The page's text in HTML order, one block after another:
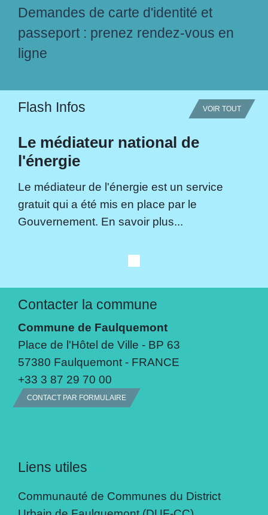
Demandes de carte d'identité et
passeport : prenez rendez-vous en
ligne
Flash Infos VOIR TOUT
Le médiateur national de
l'énergie
Le médiateur de l'énergie est un service
gratuit qui a été mis en place par le
Gouvernement. En savoir plus...
Contacter la commune
Commune de Faulquemont
Place de l'Hôtel de Ville - BP 63
57380 Faulquemont - FRANCE
+33 3 87 29 70 00
CONTACT PAR FORMULAIRE
Liens utiles
Communauté de Communes du District